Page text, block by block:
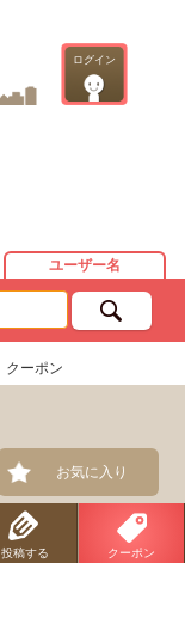
ログイン
ユーザー名
クーポン
お気に入り
投稿する クーポン